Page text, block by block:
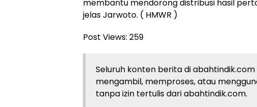
membantu mendorong distribusi hasil
jelas Jarwoto. ( HMWR )
Post Views: 259
Seluruh konten berita di
mengambil, memproses, atau
tanpa izin tertulis dari abahtindik.com.